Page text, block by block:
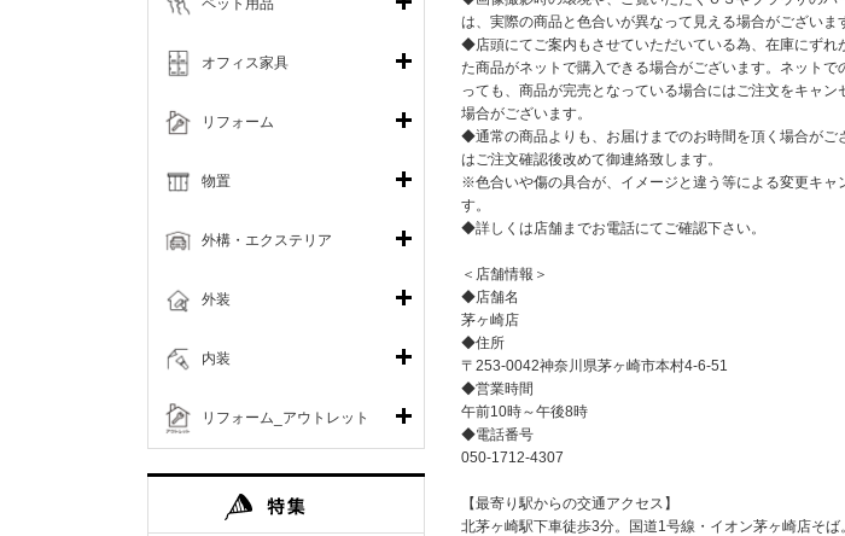
は、実際の商品と色合いが異なって見える場合がございま
◆店頭にてご案内もさせていただいている為、在庫にずれ
た商品がネットで購入できる場合がございます。ネットで
っても、商品が完売となっている場合にはご注文をキャン
場合がございます。
◆通常の商品よりも、お届けまでのお時間を頂く場合がご
はご注文確認後改めて御連絡致します。
※色合いや傷の具合が、イメージと違う等による変更キャ
す。
◆詳しくは店舗までお電話にてご確認下さい。
＜店舗情報＞
◆店舗名
茅ヶ崎店
◆住所
〒253-0042神奈川県茅ヶ崎市本村4-6-51
◆営業時間
午前10時～午後8時
◆電話番号
050-1712-4307
【最寄り駅からの交通アクセス】
北茅ヶ崎駅下車徒歩3分。国道1号線・イオン茅ヶ崎店そば。
ペット用品
オフィス家具
リフォーム
リフォーム_アウトレット
物置
外構・エクステリア
外装
内装